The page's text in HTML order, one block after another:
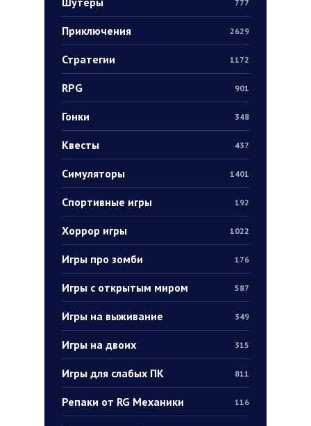
777
Приключения 2629
Стратегии 1172
RPG 901
Гонки 348
Квесты 437
Симуляторы 1401
Спортивные игры 192
Хоррор игры 1022
Игры про зомби 176
Игры с открытым миром 587
Игры на выживание 349
Игры на двоих 315
Игры для слабых ПК 811
Репаки от RG Механики 116